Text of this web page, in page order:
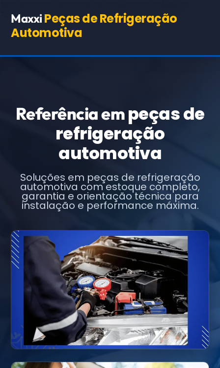
TROCANDO APENAS OS TEXTOS E URLs INDICADOS)
Maxxi Peças de Refrigeração
Automotiva
Referência empeças de
refrigeração
automotiva
Soluções em peças de refrigeração
automotiva com estoque completo,
garantia e orientação técnica para
instalação e performance máxima.